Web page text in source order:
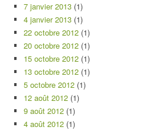
7 janvier 2013 (1)
4 janvier 2013 (1)
22 octobre 2012 (1)
20 octobre 2012 (1)
15 octobre 2012 (1)
13 octobre 2012 (1)
5 octobre 2012 (1)
12 août 2012 (1)
9 août 2012 (1)
4 août 2012 (1)